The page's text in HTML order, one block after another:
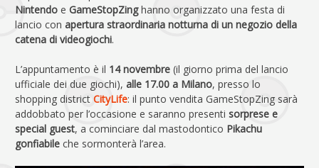
Nintendo e GameStopZinghanno organizzato una festa di
lancio con apertura straordinaria notturna di un negozio della
catena di videogiochi.
L’appuntamento è il 14 novembre (il giorno prima del lancio
ufficiale dei due giochi), alle 17.00 a Milano, presso lo
shopping district CityLife: il punto vendita GameStopZing sarà
addobbato per l’occasione e saranno presenti sorprese e
special guest, a cominciare dal mastodontico Pikachu
gonfiabile che sormonterà l’area.